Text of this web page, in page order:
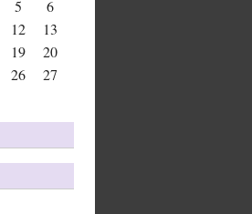
5
6
12
13
19
20
26
27